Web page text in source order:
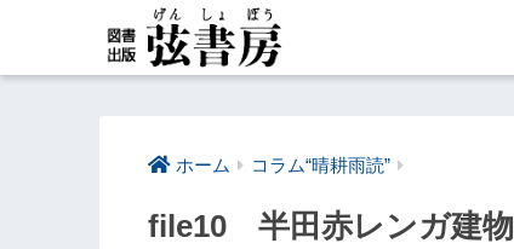
ホーム コラム“晴耕雨読”
file10 半田赤レンガ建物